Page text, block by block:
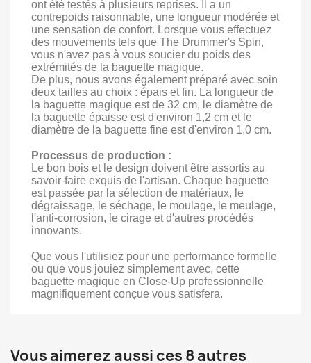
ont été testés à plusieurs reprises. Il a un
contrepoids raisonnable, une longueur modérée et
une sensation de confort. Lorsque vous effectuez
des mouvements tels que The Drummer's Spin,
vous n'avez pas à vous soucier du poids des
extrémités de la baguette magique.
De plus, nous avons également préparé avec soin
deux tailles au choix : épais et fin. La longueur de
la baguette magique est de 32 cm, le diamètre de
la baguette épaisse est d'environ 1,2 cm et le
diamètre de la baguette fine est d'environ 1,0 cm.
Processus de production :
Le bon bois et le design doivent être assortis au
savoir-faire exquis de l'artisan. Chaque baguette
est passée par la sélection de matériaux, le
dégraissage, le séchage, le moulage, le meulage,
l'anti-corrosion, le cirage et d'autres procédés
innovants.
Que vous l'utilisiez pour une performance formelle
ou que vous jouiez simplement avec, cette
baguette magique en Close-Up professionnelle
magnifiquement conçue vous satisfera.
Vous aimerez aussi ces 8 autres